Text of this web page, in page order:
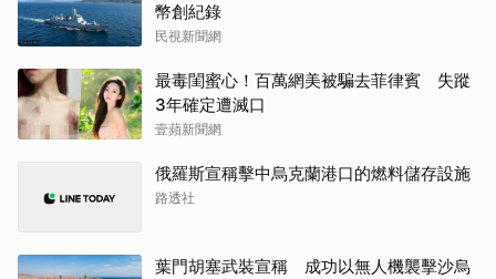
幣創紀錄
民視新聞網
最毒閨蜜心！百萬網美被騙去菲律賓 失蹤
3年確定遭滅口
壹蘋新聞網
俄羅斯宣稱擊中烏克蘭港口的燃料儲存設施
路透社
葉門胡塞武裝宣稱 成功以無人機襲擊沙烏